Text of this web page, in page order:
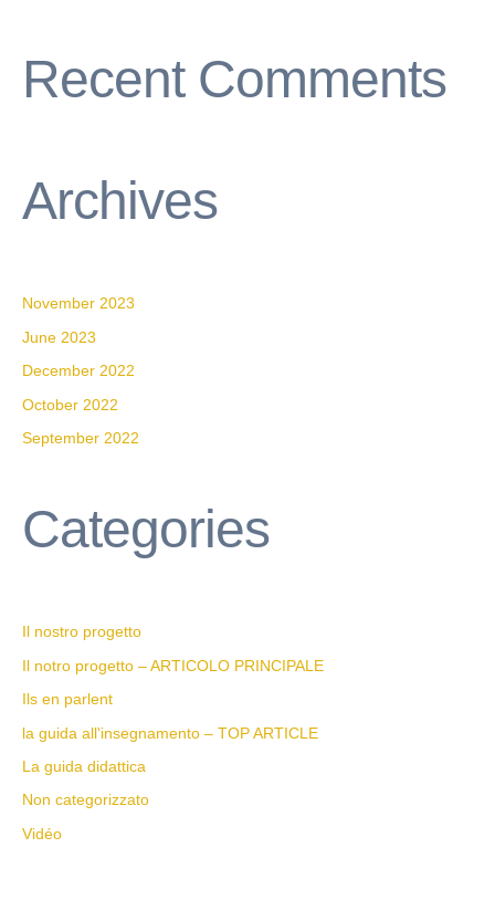
Recent Comments
Archives
November 2023
June 2023
December 2022
October 2022
September 2022
Categories
Il nostro progetto
Il notro progetto – ARTICOLO PRINCIPALE
Ils en parlent
la guida all'insegnamento – TOP ARTICLE
La guida didattica
Non categorizzato
Vidéo